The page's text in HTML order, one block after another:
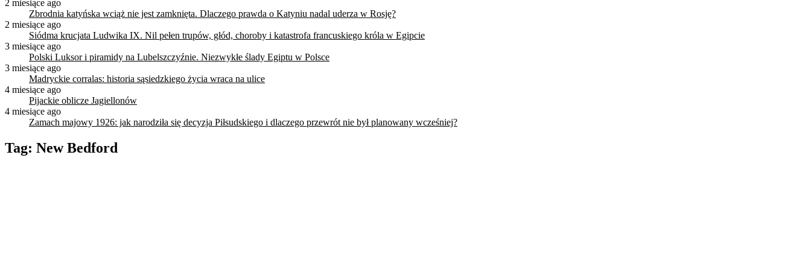
2 miesiące ago
Zbrodnia katyńska wciąż nie jest zamknięta. Dlaczego prawda o Katyniu nadal uderza w Rosję?
2 miesiące ago
Siódma krucjata Ludwika IX. Nil pełen trupów, głód, choroby i katastrofa francuskiego króla w Egipcie
3 miesiące ago
Polski Luksor i piramidy na Lubelszczyźnie. Niezwykłe ślady Egiptu w Polsce
3 miesiące ago
Madryckie corralas: historia sąsiedzkiego życia wraca na ulice
4 miesiące ago
Pijackie oblicze Jagiellonów
4 miesiące ago
Zamach majowy 1926: jak narodziła się decyzja Piłsudskiego i dlaczego przewrót nie był planowany wcześniej?
Tag: New Bedford